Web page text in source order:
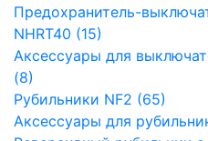
Предохранитель-
NHRT40 (15)
Аксессуары для
(8)
Рубильники NF2 (65)
Аксессуары для